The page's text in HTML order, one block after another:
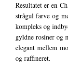
Resultatet er en
strågul farve og
kompleks og
gyldne rosiner og
elegant mellem
og raffineret.